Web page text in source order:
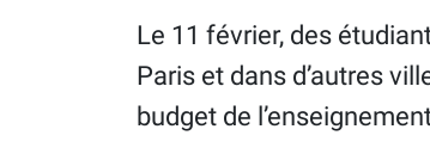
Le 11 février, des
Paris et dans d’autres
budget de